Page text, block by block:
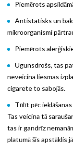
Piemērots
Antistatisks un
mikroorganismi
Piemērots
Ugunsdrošs, tas
neveicina liesmas
cigarete to sabojās.
Tūlīt pēc
Tas veicina tā
tas ir gandrīz
platumā šis apstāklis